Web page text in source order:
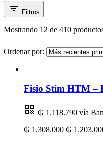
Filtros
Mostrando 12 de 410
Ordenar por:
Fisio Stim HTM –
₲ 1.118.790 vía
₲ 1.308.000 ₲